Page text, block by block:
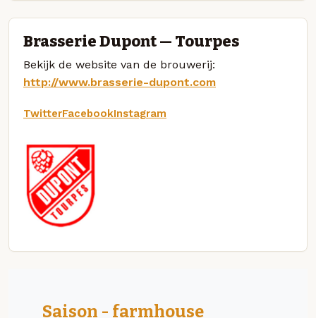
Brasserie Dupont — Tourpes
Bekijk de website van de brouwerij:
http://www.brasserie-dupont.com
TwitterFacebookInstagram
Saison - farmhouse